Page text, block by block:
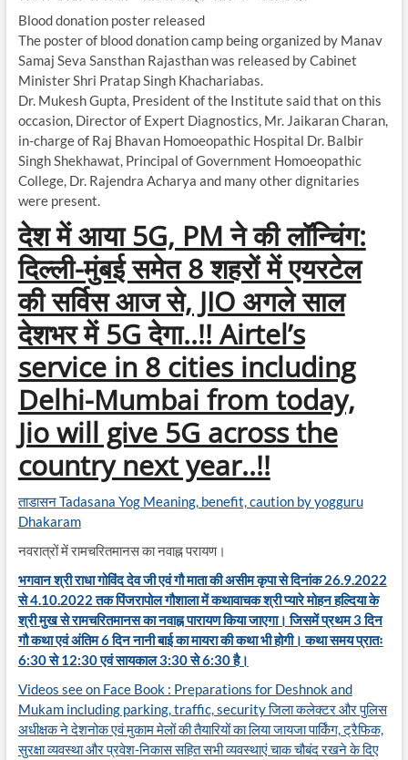
Blood donation poster released
The poster of blood donation camp being organized by Manav
Samaj Seva Sansthan Rajasthan was released by Cabinet
Minister Shri Pratap Singh Khachariabas.
Dr. Mukesh Gupta, President of the Institute said that on this
occasion, Director of Expert Diagnostics, Mr. Jaikaran Charan,
in-charge of Raj Bhavan Homoeopathic Hospital Dr. Balbir
Singh Shekhawat, Principal of Government Homoeopathic
College, Dr. Rajendra Acharya and many other dignitaries
were present.
देश में आया 5G, PM ने की लॉन्चिंग:
दिल्ली-मुंबई समेत 8 शहरों में एयरटेल
की सर्विस आज से, JIO अगले साल
देशभर में 5G देगा..!! Airtel’s
service in 8 cities including
Delhi-Mumbai from today,
Jio will give 5G across the
country next year..!!
ताडासन Tadasana Yog Meaning, benefit, caution by yogguru
Dhakaram
नवरात्रों में रामचरितमानस का नवाह्न परायण।
भगवान श्री राधा गोविंद देव जी एवं गौ माता की असीम कृपा से दिनांक 26.9.2022
से 4.10.2022 तक पिंजरापोल गौशाला में कथावाचक श्री प्यारे मोहन हल्दिया के
श्री मुख से रामचरितमानस का नवाह्न पारायण किया जाएगा। जिसमें प्रथम 3 दिन
गौ कथा एवं अंतिम 6 दिन नानी बाई का मायरा की कथा भी होगी। कथा समय प्रातः
6:30 से 12:30 एवं सायकाल 3:30 से 6:30 है।
Videos see on Face Book : Preparations for Deshnok and
Mukam including parking, traffic, security जिला कलेक्टर और पुलिस
अधीक्षक ने देशनोक एवं मुकाम मेलों की तैयारियों का लिया जायजा पार्किंग, ट्रैफिक,
सुरक्षा व्यवस्था और प्रवेश-निकास सहित सभी व्यवस्थाएं चाक चौबंद रखने के दिए